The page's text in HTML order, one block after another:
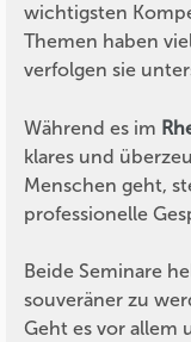
wichtigsten
Themen haben
verfolgen sie
Während es im
klares und
Menschen geht,
professionelle
Beide Seminare
souveräner zu
Geht es vor allem